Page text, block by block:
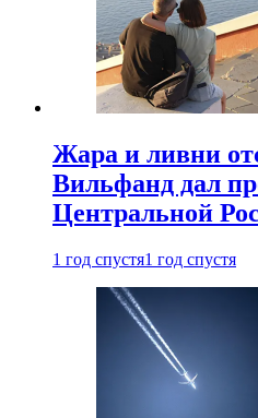
Жара и ливни
Вильфанд дал
Центральной
1 год спустя1 год спустя